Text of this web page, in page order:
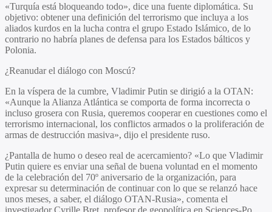
«Turquía está bloqueando todo», dice una fuente diplomática. Su
objetivo: obtener una definición del terrorismo que incluya a los
aliados kurdos en la lucha contra el grupo Estado Islámico, de lo
contrario no habría planes de defensa para los Estados bálticos y
Polonia.
¿Reanudar el diálogo con Moscú?
En la víspera de la cumbre, Vladimir Putin se dirigió a la OTAN:
«Aunque la Alianza Atlántica se comporta de forma incorrecta o
incluso grosera con Rusia, queremos cooperar en cuestiones como el
terrorismo internacional, los conflictos armados o la proliferación de
armas de destrucción masiva», dijo el presidente ruso.
¿Pantalla de humo o deseo real de acercamiento? «Lo que Vladimir
Putin quiere es enviar una señal de buena voluntad en el momento
de la celebración del 70º aniversario de la organización, para
expresar su determinación de continuar con lo que se relanzó hace
unos meses, a saber, el diálogo OTAN-Rusia», comenta el
investigador Cyrille Bret, profesor de geopolítica en Sciences-Po